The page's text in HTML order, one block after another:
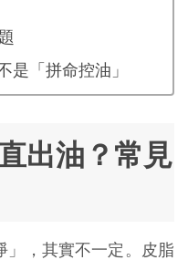
是「拼命控油」
出油？常見
」，其實不一定。皮脂